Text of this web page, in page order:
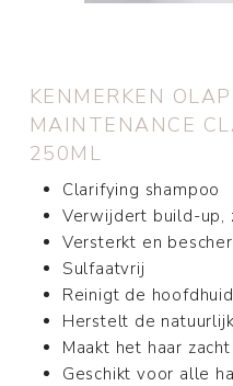
KENMERKEN
MAINTENANCE
250ML
Clarifying shampoo
Verwijdert build-up,
Versterkt en
Sulfaatvrij
Reinigt de hoofdhuid
Herstelt de
Maakt het haar zacht
Geschikt voor alle